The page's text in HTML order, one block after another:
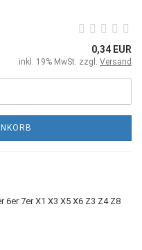
0,34 EUR
inkl. 19% MwSt. zzgl. Versand